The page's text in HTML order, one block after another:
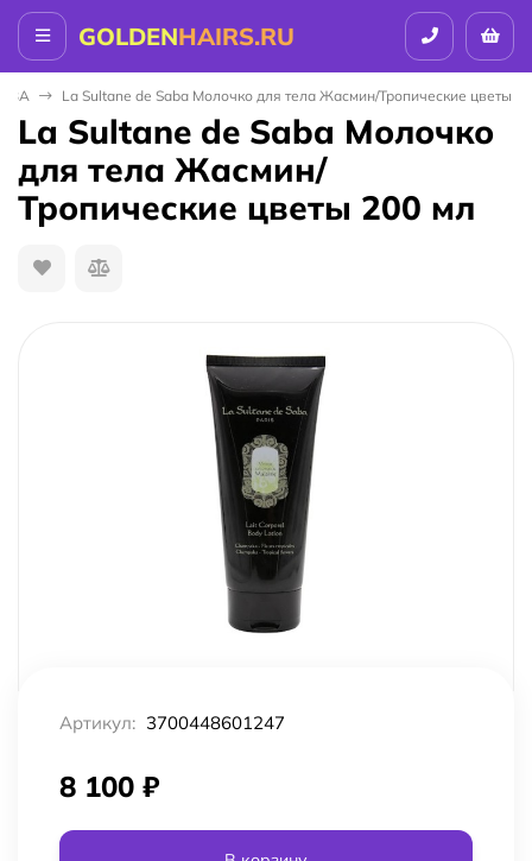
GOLDENHAIRS.RU
La Sultane de Saba Молочко для тела Жасмин/Тропические цветы
La Sultane de Saba Молочко
для тела Жасмин/
Тропические цветы 200 мл
Артикул: 3700448601247
8 100 ₽